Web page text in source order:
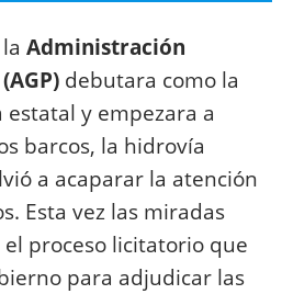
laAdministración
debutara como la
y empezara a
barcos, la hidrovía
a acaparar la atención
Esta vez las miradas
proceso licitatorio que
para adjudicar las